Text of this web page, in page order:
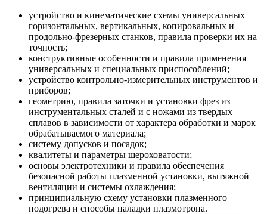
устройство и кинематические схемы универсальных
горизонтальных, вертикальных, копировальных и
продольно-фрезерных станков, правила проверки их на
точность;
конструктивные особенности и правила применения
универсальных и специальных приспособлений;
устройство контрольно-измерительных инструментов и
приборов;
геометрию, правила заточки и установки фрез из
инструментальных сталей и с ножами из твердых
сплавов в зависимости от характера обработки и марок
обрабатываемого материала;
систему допусков и посадок;
квалитеты и параметры шероховатости;
основы электротехники и правила обеспечения
безопасной работы плазменной установки, вытяжной
вентиляции и системы охлаждения;
принципиальную схему установки плазменного
подогрева и способы наладки плазмотрона.